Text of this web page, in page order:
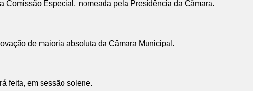
Comissão Especial, nomeada pela Presidência da Câmara.
de maioria absoluta da Câmara Municipal.
feita, em sessão solene.